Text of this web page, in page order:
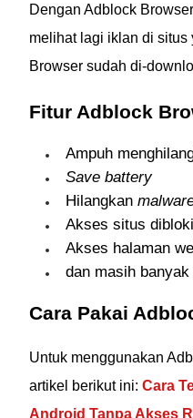
Dengan Adblock
melihat lagi iklan di
Browser sudah di-
Fitur Adblock
Ampuh
Save battery
Hilangkan
Akses situs
Akses halaman
dan masih banyak
Cara Pakai
Untuk menggunakan
artikel berikut ini: Cara
Android Tanpa Akses